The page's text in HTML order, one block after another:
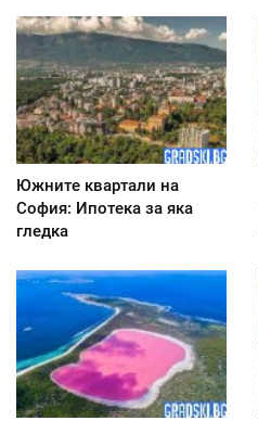
Южните квартали на
София: Ипотека за яка
гледка